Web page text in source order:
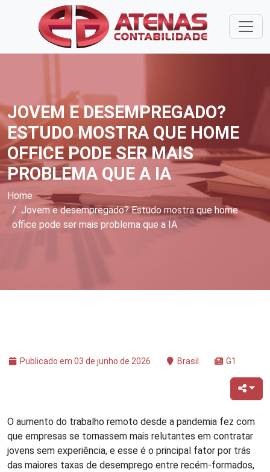
JOVEM E DESEMPREGADO?
ESTUDO MOSTRA QUE HOME
OFFICE PODE SER MAIS
PROBLEMA QUE A IA
Home
Jovem e desempregado? Estudo mostra que home
office pode ser mais problema que a IA
Publicado em 03 de junho de 2026 Brasil G1
O aumento do trabalho remoto desde a pandemia fez com
que empresas se tornassem mais relutantes em contratar
jovens sem experiência, e esse é o principal fator por trás
das maiores taxas de desemprego entre recém-formados,